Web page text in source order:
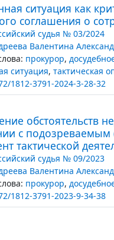
ситуация как
соглашения о
судья № 03/2024
Валентина
прокурор,
ситуация, тактическая
1812-3791-2024-3-28-32
обстоятельств
с подозреваемым
тактической
судья № 09/2023
Валентина
прокурор,
1812-3791-2023-9-34-38